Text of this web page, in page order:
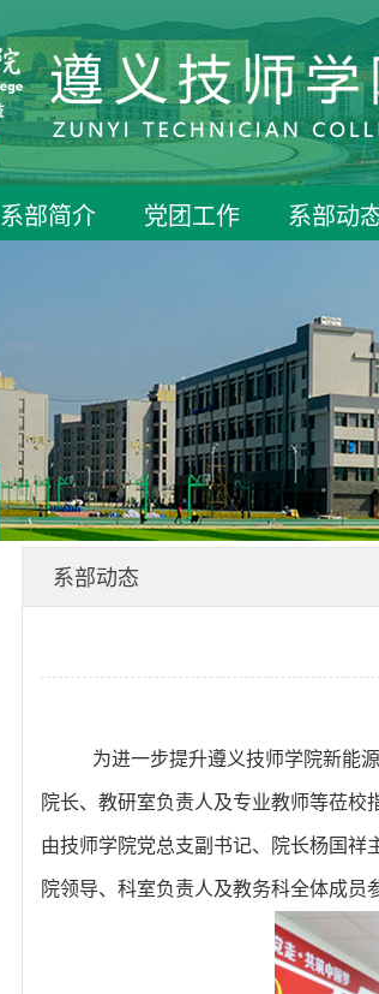
系部简介 党团工作 系部动
系部动态
为进一步提升遵义技师学院新能
院长、教研室负责人及专业教师等莅校
由技师学院党总支副书记、院长杨国祥
院领导、科室负责人及教务科全体成员